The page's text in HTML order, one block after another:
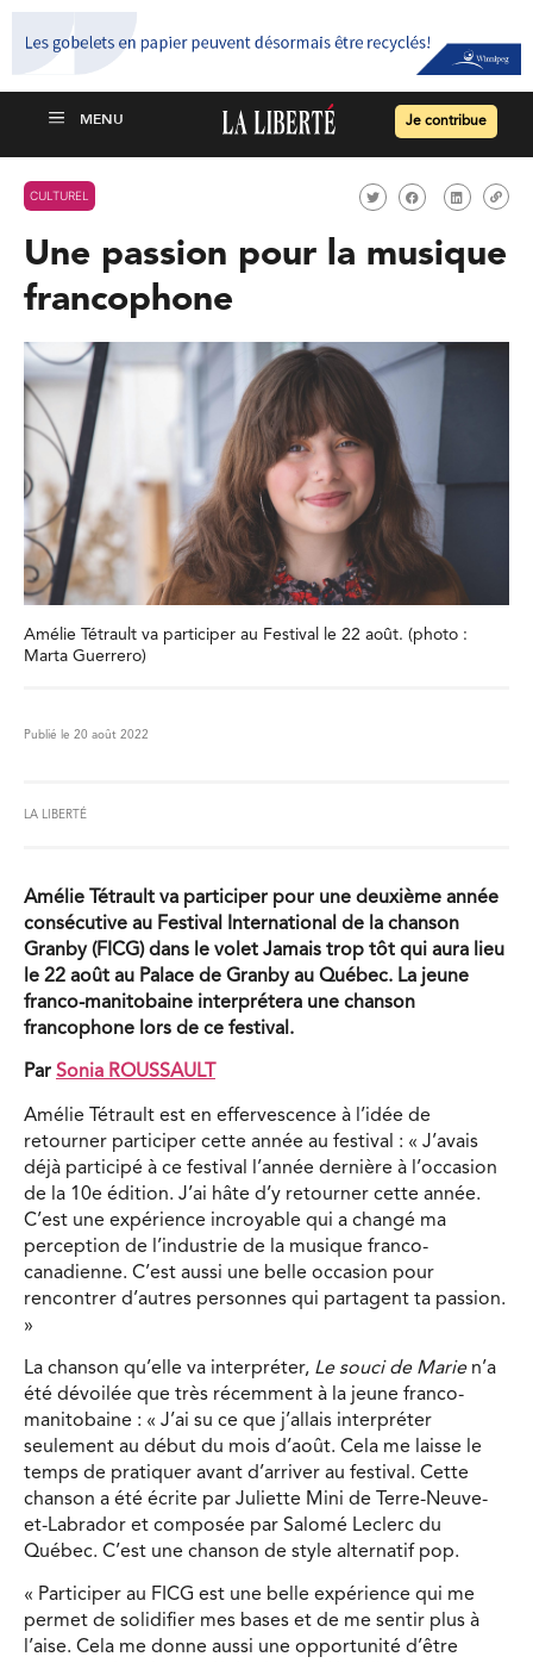
Je contribue
CULTUREL
Une passion pour la musique
francophone
Amélie Tétrault va participer au Festival le 22 août. (photo :
Marta Guerrero)
Publié le 20 août 2022
LA LIBERTÉ
Amélie Tétrault va participer pour une deuxième année
consécutive au Festival International de la chanson
Granby (FICG) dans le volet Jamais trop tôt qui aura lieu
le 22 août au Palace de Granby au Québec. La jeune
franco-manitobaine interprétera une chanson
francophone lors de ce festival.
Par Sonia ROUSSAULT
Amélie Tétrault est en effervescence à l’idée de
retourner participer cette année au festival : « J’avais
déjà participé à ce festival l’année dernière à l’occasion
de la 10e édition. J’ai hâte d’y retourner cette année.
C’est une expérience incroyable qui a changé ma
perception de l’industrie de la musique franco-
canadienne. C’est aussi une belle occasion pour
rencontrer d’autres personnes qui partagent ta passion.
»
La chanson qu’elle va interpréter, Le souci de Marien’a
été dévoilée que très récemment à la jeune franco-
manitobaine : « J’ai su ce que j’allais interpréter
seulement au début du mois d’août. Cela me laisse le
temps de pratiquer avant d’arriver au festival. Cette
chanson a été écrite par Juliette Mini de Terre-Neuve-
et-Labrador et composée par Salomé Leclerc du
Québec. C’est une chanson de style alternatif pop.
« Participer au FICG est une belle expérience qui me
permet de solidifier mes bases et de me sentir plus à
l’aise. Cela me donne aussi une opportunité d’être